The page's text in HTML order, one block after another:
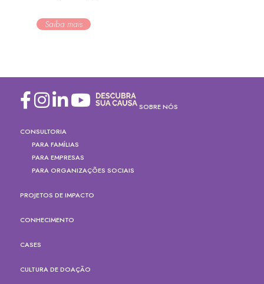
Saiba mais
SOBRE NÓS
CONSULTORIA
PARA FAMÍLIAS
PARA EMPRESAS
PARA ORGANIZAÇÕES SOCIAIS
PROJETOS DE IMPACTO
CONHECIMENTO
CASES
CULTURA DE DOAÇÃO